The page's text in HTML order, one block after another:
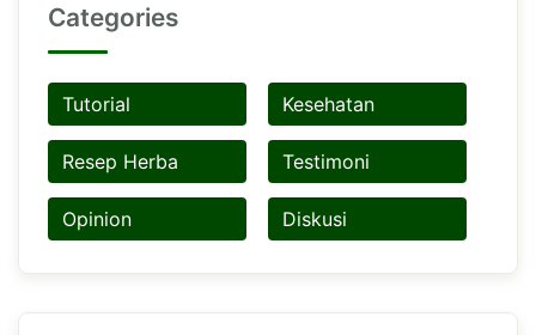
Categories
Tutorial Kesehatan
Resep Herba Testimoni
Opinion Diskusi